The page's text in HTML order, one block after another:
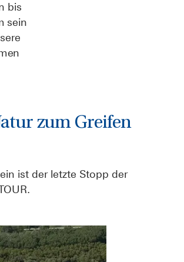
bis
sein
zum Greifen
ist der letzte Stopp der